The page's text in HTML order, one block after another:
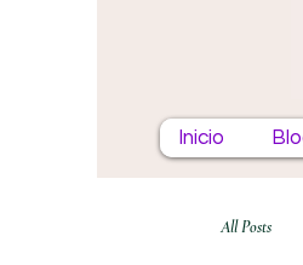
Inicio
All Posts